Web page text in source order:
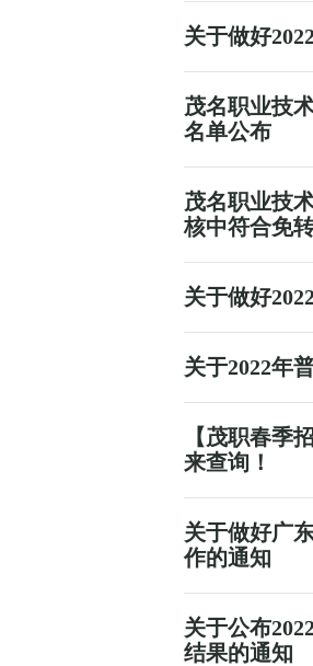
关于做好
茂名职业技
名单公布
茂名职业技
核中符合免
关于做好
关于2022年
【茂职春季
来查询！
关于做好广
作的通知
关于公布
结果的通知